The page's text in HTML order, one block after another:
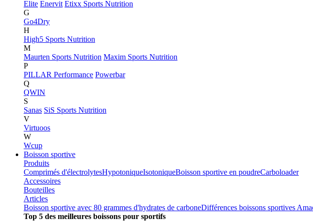
Elite Enervit Etixx Sports Nutrition
G
Go4Dry
H
High5 Sports Nutrition
M
Maurten Sports Nutrition Maxim Sports Nutrition
P
PILLAR Performance Powerbar
Q
QWIN
S
Sanas SiS Sports Nutrition
V
Virtuoos
W
Wcup
Boisson sportive
Produits
Comprimés d'électrolytesHypotoniqueIsotoniqueBoisson sportive en poudreCarboloader
Accessoires
Bouteilles
Articles
Boisson sportive avec 80 grammes d'hydrates de carboneDifférences boissons sportives
Top 5 des meilleures boissons pour sportifs